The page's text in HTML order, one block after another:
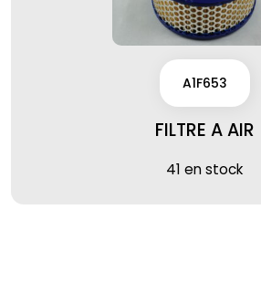
A1F653
FILTRE A AIR
41 en stock